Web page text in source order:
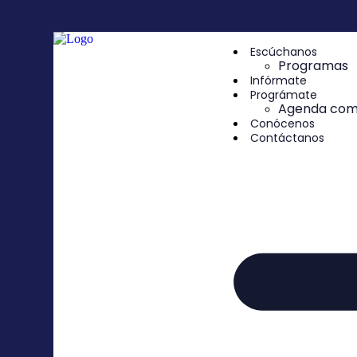
Escúchanos
Programas
Infórmate
Prográmate
Agenda
Conócenos
Contáctanos